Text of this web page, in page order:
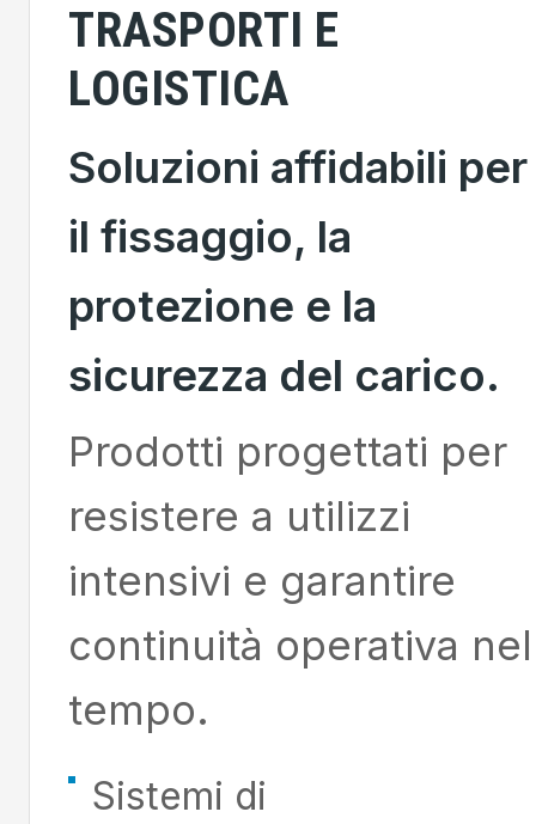
TRASPORTI E
LOGISTICA
Soluzioni affidabili per
il fissaggio, la
protezione e la
sicurezza del carico.
Prodotti progettati per
resistere a utilizzi
intensivi e garantire
continuità operativa nel
tempo.
Sistemi di